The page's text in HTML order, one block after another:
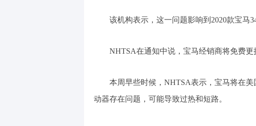
该机构表示，这一问题影响到2020款宝马
NHTSA在通知中说，宝马经销商将免费更
本周早些时候，NHTSA表示，宝马将在
动器存在问题，可能导致过热和短路。